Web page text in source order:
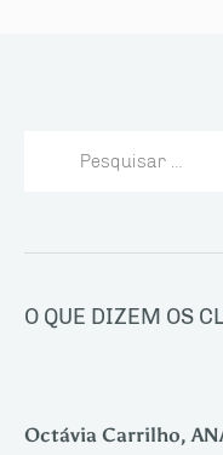
O QUE DIZEM OS
Octávia Carrilho,